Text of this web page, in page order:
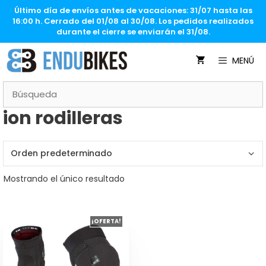
SaltarÚltimo día de envíos antes de vacaciones: 31/07 hasta las
16:00 h. Cerrado del 01/08 al 30/08. Los pedidos realizados
durante el cierre se enviarán el 31/08.
MENÚ
ion rodilleras
Mostrando el único resultado
¡OFERTA!
producto
tiene
múltiples